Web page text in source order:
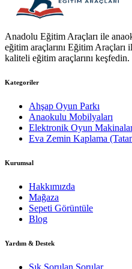
Anadolu Eğitim Araçları ile
eğitim araçlarını Eğitim
kaliteli eğitim araçlarını keşfedin.
Kategoriler
Ahşap Oyun Parkı
Anaokulu Mobilyaları
Elektronik Oyun
Eva Zemin Kaplama
Kurumsal
Hakkımızda
Mağaza
Sepeti Görüntüle
Blog
Yardım & Destek
Sık Sorulan Sorular